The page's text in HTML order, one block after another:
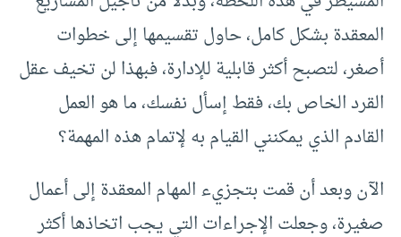
المعقدة بشكل كامل، حاول تقسيمها إلى خطوات
أصغر، لتصبح أكثر قابلية للإدارة، فبهذا لن تخيف عقل
القرد الخاص بك، فقط إسأل نفسك، ما هو العمل
القادم الذي يمكنني القيام به لإتمام هذه المهمة؟
الآن وبعد أن قمت بتجزيء المهام المعقدة إلى أعمال
صغيرة، وجعلت الإجراءات التي يجب اتخاذها أكثر